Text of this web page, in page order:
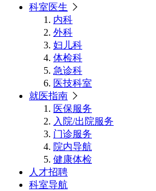
科室医生
内科
外科
妇儿科
体检科
急诊科
医技科室
就医指南
医保服务
入院/出院服务
门诊服务
院内导航
健康体检
人才招聘
科室导航